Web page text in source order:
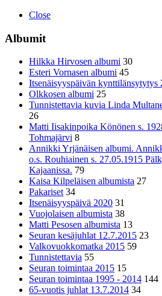
Close
Albumit
Hilkka Hirvosen albumi 30
Esteri Vornasen albumi 45
Itsenäisyyspäivän kynttilänsytytys
Olkkosen albumi 25
Tunnistettavia kuvia Linda
26
Matti Iisakinpoika Könönen s.
Tohmajärvi 8
Annikki Yrjänäisen albumi.
o.s. Rouhiainen s. 27.05.1915
Kajaanissa. 79
Kaisa Kilpeläisen albumista 27
Pakariset 34
Itsenäisyyspäivä 2020 31
Vuojolaisen albumista 38
Matti Pesosen albumista 13
Seuran kesäjuhlat 12.7.2015 23
Valkovuokkomatka 2015 59
Tunnistettavia 55
Seuran toimintaa 2015 15
Seuran toimintaa 1995 - 2014 144
65-vuotis juhlat 13.7.2014 34